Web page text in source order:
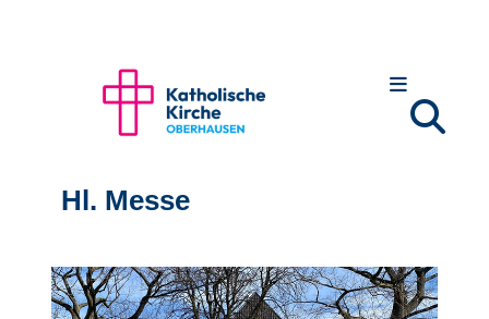
Hl. Messe